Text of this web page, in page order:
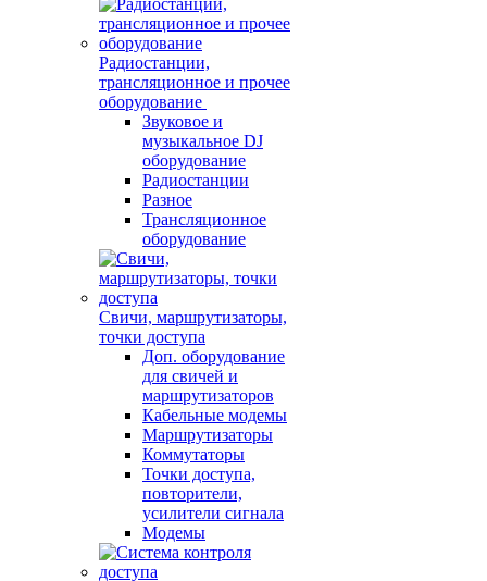
Радиостанции,
трансляционное и прочее
оборудование
Звуковое и
музыкальное DJ
оборудование
Радиостанции
Разное
Трансляционное
оборудование
Свичи, маршрутизаторы,
точки доступа
Доп. оборудование
для свичей и
маршрутизаторов
Кабельные модемы
Маршрутизаторы
Коммутаторы
Точки доступа,
повторители,
усилители сигнала
Модемы